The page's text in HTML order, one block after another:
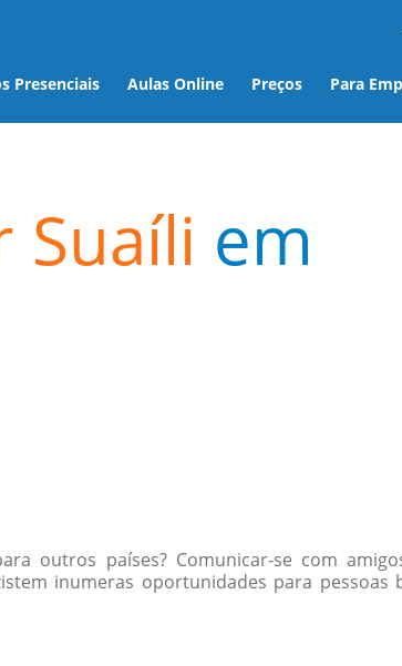
Presenciais Aulas Online Preços Para
Suaíli em
outros países? Comunicar-se com
inumeras oportunidades para